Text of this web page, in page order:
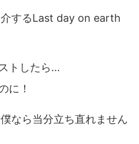
するLast day on earth
トしたら…
に！
なら当分立ち直れません